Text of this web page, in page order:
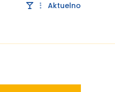
Aktuelno